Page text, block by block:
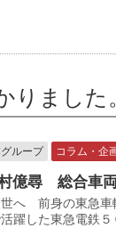
りました。
グループ コラム・企
億尋 総合車
へ 前身の東急車
躍した東急電鉄